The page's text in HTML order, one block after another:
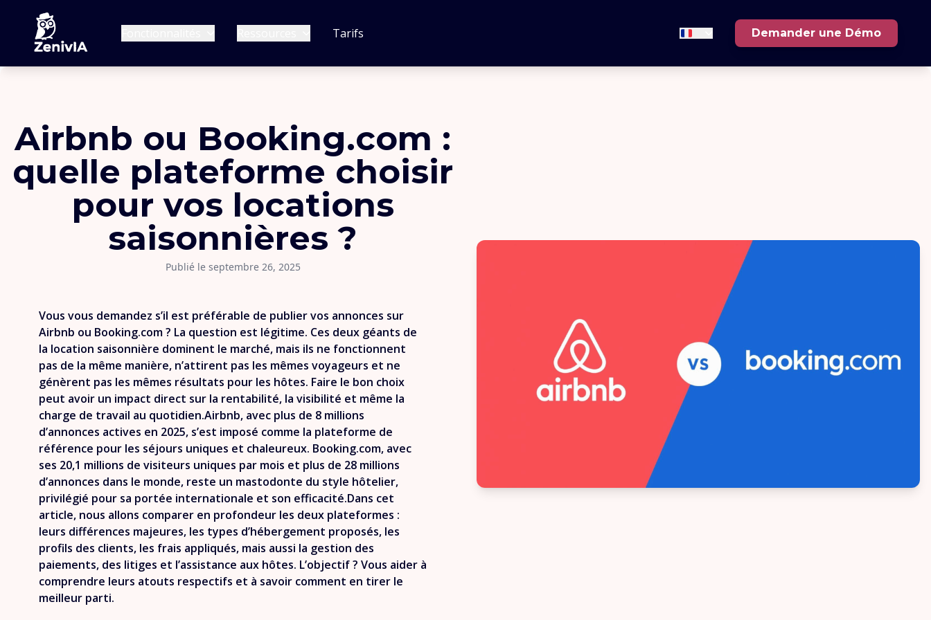
Tarifs Demander une Démo
Airbnb ou Booking.com :
quelle plateforme choisir
pour vos locations
saisonnières ?
Publié le septembre 26, 2025
Vous vous demandez s’il est préférable de publier vos annonces sur
Airbnb ou Booking.com ? La question est légitime. Ces deux géants de
la location saisonnière dominent le marché, mais ils ne fonctionnent
pas de la même manière, n’attirent pas les mêmes voyageurs et ne
génèrent pas les mêmes résultats pour les hôtes. Faire le bon choix
peut avoir un impact direct sur la rentabilité, la visibilité et même la
charge de travail au quotidien.Airbnb, avec plus de 8 millions
d’annonces actives en 2025, s’est imposé comme la plateforme de
référence pour les séjours uniques et chaleureux. Booking.com, avec
ses 20,1 millions de visiteurs uniques par mois et plus de 28 millions
d’annonces dans le monde, reste un mastodonte du style hôtelier,
privilégié pour sa portée internationale et son efficacité.Dans cet
article, nous allons comparer en profondeur les deux plateformes :
leurs différences majeures, les types d’hébergement proposés, les
profils des clients, les frais appliqués, mais aussi la gestion des
paiements, des litiges et l’assistance aux hôtes. L’objectif ? Vous aider à
comprendre leurs atouts respectifs et à savoir comment en tirer le
meilleur parti.